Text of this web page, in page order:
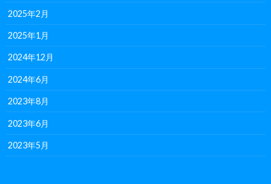
2025年2月
2025年1月
2024年12月
2024年6月
2023年8月
2023年6月
2023年5月